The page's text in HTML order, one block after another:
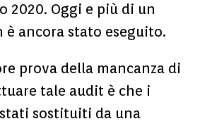
2020. Oggi e più di un
è ancora stato eseguito.
prova della mancanza di
tale audit è che i
sostituiti da una